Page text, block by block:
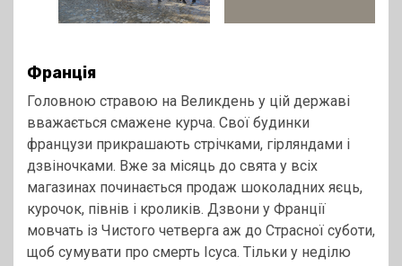
Франція
Головною стравою на Великдень у цій державі
вважається смажене курча. Свої будинки
французи прикрашають стрічками, гірляндами і
дзвіночками. Вже за місяць до свята у всіх
магазинах починається продаж шоколадних яєць,
курочок, півнів і кроликів. Дзвони у Франції
мовчать із Чистого четверга аж до Страсної суботи,
щоб сумувати про смерть Ісуса. Тільки у неділю